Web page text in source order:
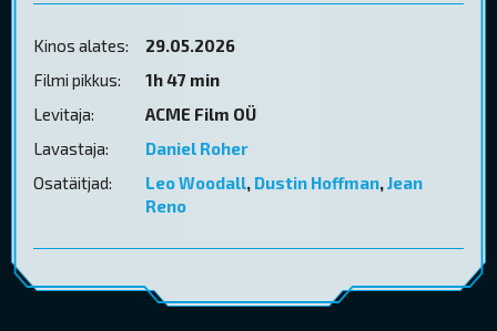
Kinos alates:
29.05.2026
Filmi pikkus:
1h 47 min
Levitaja:
ACME Film OÜ
Lavastaja:
Daniel Roher
Osatäitjad:
Leo Woodall, Dustin Hoffman,Jean
Reno